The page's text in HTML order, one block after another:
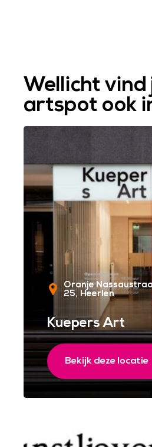
Wellicht vind
artspot ook
Oranje
25 Heerlen
Kuepers Art
Bekijk deze locatie